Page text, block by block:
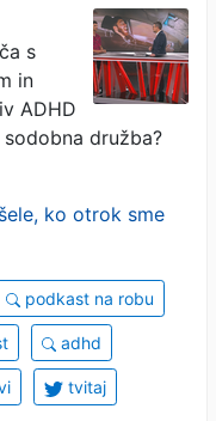
s
in
ADHD
družba?
ko otrok sme
podkast na robu
adhd
tvitaj